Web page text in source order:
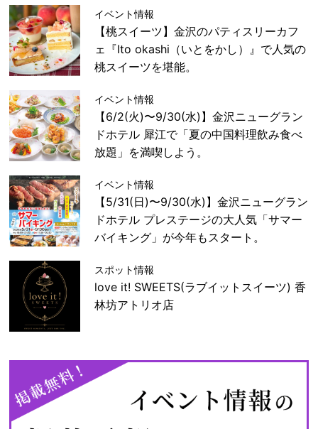
イベント情報
【桃スイーツ】金沢のパティスリーカフ
ェ『Ito okashi（いとをかし）』で人気の
桃スイーツを堪能。
イベント情報
【6/2(火)〜9/30(水)】金沢ニューグラン
ドホテル 犀江で「夏の中国料理飲み食べ
放題」を満喫しよう。
イベント情報
【5/31(日)〜9/30(水)】金沢ニューグラン
ドホテル プレステージの大人気「サマー
バイキング」が今年もスタート。
スポット情報
love it! SWEETS(ラブイットスイーツ) 香
林坊アトリオ店